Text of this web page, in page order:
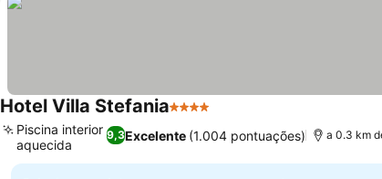
Hotel Villa Stefania4 Estrelas
9,3Excelente (1.004 pontuações)
Piscina interior
aquecida
a 0.3 km